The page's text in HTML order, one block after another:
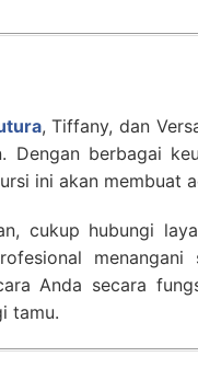
, Tiffany, dan
Dengan berbagai
ini akan membuat
cukup hubungi
Anda secara
tamu.